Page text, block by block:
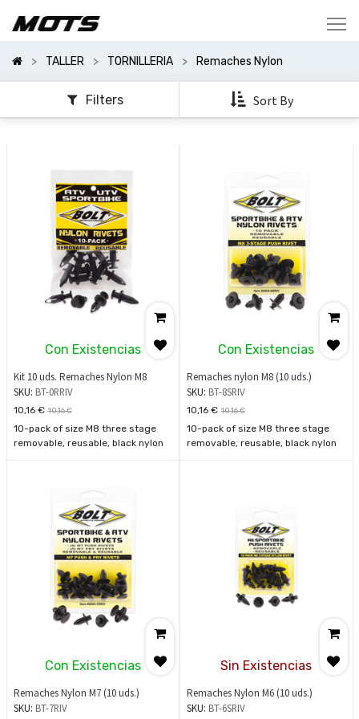
TALLER TORNILLERIA Remaches Nylon
Filters Sort By
Categorías
Mostrar
Opciones
Con Existencias
Kit 10 uds. Remaches Nylon M8
SKU: BT-0RRIV
10,16€ 10,16€
10-pack of size M8 three stage
removable, reusable, black nylon
Con Existencias
Remaches nylon M8 (10 uds.)
SKU: BT-8SRIV
10,16 € 10,16€
10-pack of size M8 three stage
removable, reusable, black nylon
Con Existencias
Remaches Nylon M7 (10 uds.)
SKU: BT-7RIV
Sin Existencias
Remaches Nylon M6 (10 uds.)
SKU: BT-6SRIV